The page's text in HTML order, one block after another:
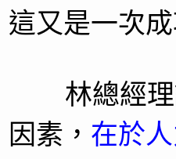
這又是一次
林總經理
因素， 在於